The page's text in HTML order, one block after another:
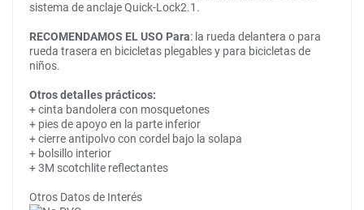
sistema de anclaje Quick-Lock2.1.
RECOMENDAMOS EL USO Para: la rueda delantera o para
rueda trasera en bicicletas plegables y para bicicletas de
niños.
Otros detalles prácticos:
+ cinta bandolera con mosquetones
+ pies de apoyo en la parte inferior
+ cierre antipolvo con cordel bajo la solapa
+ bolsillo interior
+ 3M scotchlite reflectantes
Otros Datos de Interés